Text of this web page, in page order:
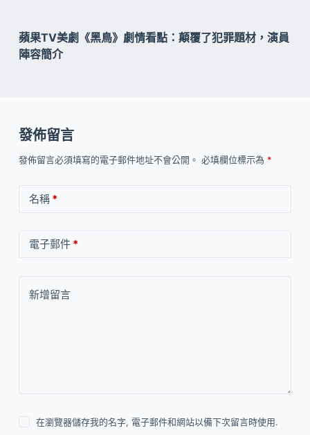
蘋果TV美劇《黑鳥》劇情看點：顛覆了犯罪題材，演員
陣容簡介
發佈留言
發佈留言必須填寫的電子郵件地址不會公開。 必填欄位標示為 *
名稱*
電子郵件*
新增留言
在瀏覽器儲存我的名字, 電子郵件和網站以備下次留言時使用.